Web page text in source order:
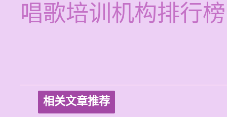
唱歌培训机构排行榜
相关文章推荐